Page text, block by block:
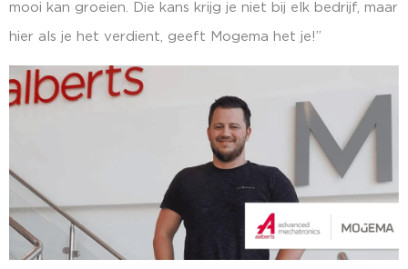
mooi kan groeien. Die kans krijg je niet bij elk bedrijf, maar
hier als je het verdient, geeft Mogema het je!”